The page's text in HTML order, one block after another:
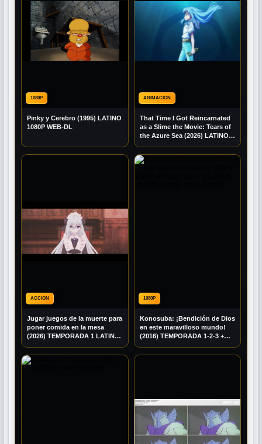
1080P
Pinky y Cerebro (1995) LATINO
1080P WEB-DL
ANIMACIÓN
That Time I Got Reincarnated
as a Slime the Movie: Tears of
the Azure Sea (2026) LATINO
ACCION
Jugar juegos de la muerte para
poner comida en la mesa
(2026) TEMPORADA 1 LATINO
1080P
Konosuba: ¡Bendición de Dios
en este maravilloso mundo!
(2016) TEMPORADA 1-2-3 +
BDRIP